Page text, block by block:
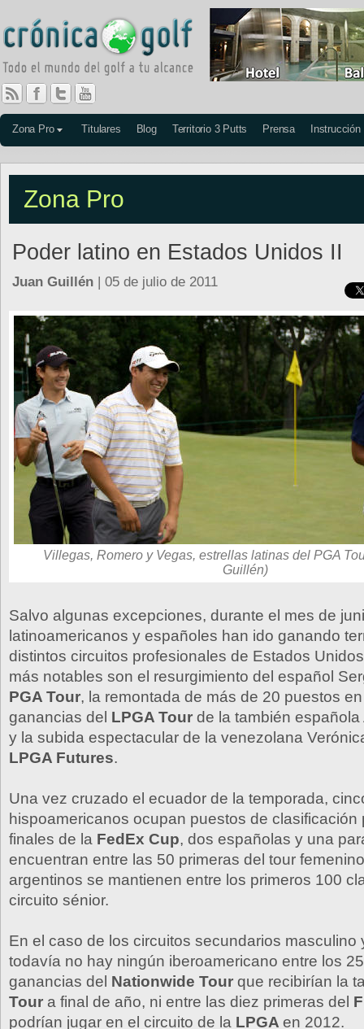
Zona Pro Titulares Blog Territorio 3 Putts Prensa Instrucción
Zona Pro
Poder latino en Estados Unidos II
Juan Guillén | 05 de julio de 2011
Villegas, Romero y Vegas, estrellas latinas del PGA
Guillén)
Salvo algunas excepciones, durante el mes de
latinoamericanos y españoles han ido ganando
distintos circuitos profesionales de Estados
más notables son el resurgimiento del español
PGA Tour, la remontada de más de 20 puestos
ganancias del LPGA Tour de la también
y la subida espectacular de la venezolana
LPGA Futures.
Una vez cruzado el ecuador de la temporada,
hispoamericanos ocupan puestos de clasificación
finales de la FedEx Cup, dos españolas y una
encuentran entre las 50 primeras del tour
argentinos se mantienen entre los primeros 100
circuito sénior.
En el caso de los circuitos secundarios masculino
todavía no hay ningún iberoamericano entre los
ganancias del Nationwide Tour que recibirían la
Tour a final de año, ni entre las diez primeras del
podrían jugar en el circuito de la LPGA en 2012.